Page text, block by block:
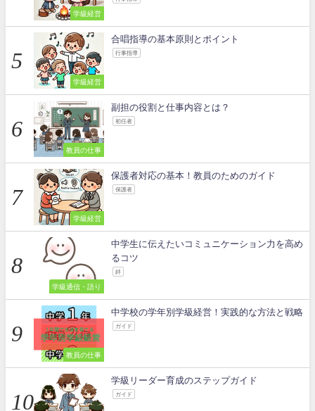
学級経営
学級経営
合唱指導の基本原則とポイント
行事指導
教員の仕事
副担の役割と仕事内容とは？
初任者
学級経営
保護者対応の基本！教員のためのガイド
保護者
学級通信・語り
中学生に伝えたいコミュニケーション力を高め
るコツ
絆
教員の仕事
中学校の学年別学級経営！実践的な方法と戦略
ガイド
学級リーダー育成のステップガイド
ガイド